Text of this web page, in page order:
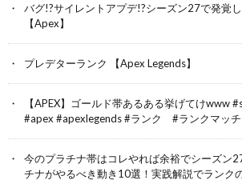
バグ!?サイレントアプデ!?シーズン27で発覚
【Apex】
プレデターランク 【Apex Legends】
【APEX】ゴールド帯あるある挙げてけwww
#apex #apexlegends #ランク #ランクマッチ
今のプラチナ帯はコレやれば余裕でシーズン
チナがやるべき動き10選！実践解説でランク